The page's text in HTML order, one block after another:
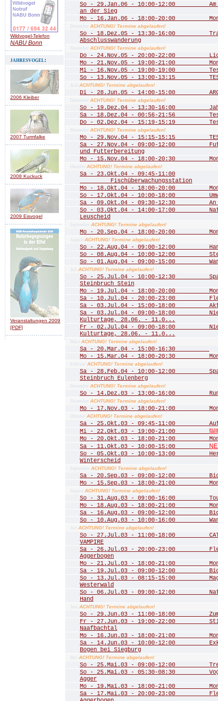
Wildvogel-Telefon
NABU Bonn
jahresvogel:
2006 Kleiber
2007 Turmfalke
2008 Kuckuck
2009 Eisvogel
Veranstaltungen 2009
[PDF]
So - 29.Jan.06 - 10:00-12:00 Am
an der Sieg
Mo - 16.Jan.06 - 18:00-20:00
Dezember ACHTUNG! Termine abgelaufen!
So - 18.Dez.05 - 13:30-16:00
Abschlusswanderung
November ACHTUNG! Termine abgelaufen!
Do - 24.Nov.05 - 20:00-22:00
Mo - 21.Nov.05 - 19:00-21:00
Mi - 16.Nov.05 - 19:00-19:00
So - 13.Nov.05 - 13:00-13:15
Juni ACHTUNG! Termine abgelaufen!
Di - 28.Jun.05 - 14:00-15:00
Dezember ACHTUNG! Termine abgelaufen!
So - 19.Dez.04 - 13:30-16:00
Sa - 18.Dez.04 - 00:56-21:56
Do - 02.Dez.04 - 15:19-15:19 Test
November ACHTUNG! Termine abgelaufen!
Mo - 29.Nov.04 - 15:15-15:15 TEST
Sa - 27.Nov.04 - 09:00-12:00
und Futterbereitung
Mo - 15.Nov.04 - 18:00-20:30
Oktober ACHTUNG! Termine abgelaufen!
Sa - 23.Okt.04 - 09:45-11:00
Fischüberwachungsstation
Mo - 18.Okt.04 - 18:00-20:00
So - 17.Okt.04 - 10:00-18:00
Sa - 09.Okt.04 - 09:30-12:30 An
So - 03.Okt.04 - 14:00-17:00
Leuscheid
September ACHTUNG! Termine abgelaufen!
Mo - 20.Sep.04 - 18:00-20:00
August ACHTUNG! Termine abgelaufen!
So - 22.Aug.04 - 09:00-12:00
So - 08.Aug.04 - 10:00-12:00
So - 01.Aug.04 - 09:00-15:00
Juli ACHTUNG! Termine abgelaufen!
So - 25.Jul.04 - 10:00-12:30
Steinbruch Stein
Mo - 19.Jul.04 - 18:00-20:00
Sa - 10.Jul.04 - 20:00-23:00
Sa - 03.Jul.04 - 15:00-18:00
Sa - 03.Jul.04 - 09:00-18:00
Kulturtage, 28.06. - 11.0...
Fr - 02.Jul.04 - 09:00-18:00
Kulturtage, 28.06. - 11.0...
März ACHTUNG! Termine abgelaufen!
Sa - 20.Mar.04 - 15:00-16:30
Mo - 15.Mar.04 - 18:00-20:30
Februar ACHTUNG! Termine abgelaufen!
Sa - 28.Feb.04 - 10:00-12:00
Steinbruch Eulenberg
Dezember ACHTUNG! Termine abgelaufen!
So - 14.Dez.03 - 13:00-16:00 Rund
November ACHTUNG! Termine abgelaufen!
Mo - 17.Nov.03 - 18:00-21:00
Oktober ACHTUNG! Termine abgelaufen!
Sa - 25.Okt.03 - 09:45-11:00
Mi - 22.Okt.03 - 19:00-21:00
Mo - 20.Okt.03 - 18:00-21:00
Sa - 11.Okt.03 - 10:00-15:00
So - 05.Okt.03 - 10:00-13:00
Winterscheid
September ACHTUNG! Termine abgelaufen!
Sa - 20.Sep.03 - 09:00-12:00
Mo - 15.Sep.03 - 18:00-21:00
August ACHTUNG! Termine abgelaufen!
So - 31.Aug.03 - 09:00-16:00 Tour
Mo - 18.Aug.03 - 18:00-21:00
Sa - 16.Aug.03 - 09:00-12:00
So - 10.Aug.03 - 10:00-16:00
Juli ACHTUNG! Termine abgelaufen!
So - 27.Jul.03 - 11:00-18:00 CATS
VAMPIRE
Sa - 26.Jul.03 - 20:00-23:00
Aggerbogen
Mo - 21.Jul.03 - 18:00-21:00
Sa - 19.Jul.03 - 09:00-12:00
So - 13.Jul.03 - 08:15-15:00
Westerwald
So - 06.Jul.03 - 09:00-12:00
Hand
Juni ACHTUNG! Termine abgelaufen!
So - 29.Jun.03 - 11:00-18:00 Zum
Fr - 27.Jun.03 - 19:00-22:00
Naafbachtal
Mo - 16.Jun.03 - 18:00-21:00
Sa - 14.Jun.03 - 10:00-12:00
Bogen bei Siegburg
Mai ACHTUNG! Termine abgelaufen!
So - 25.Mai.03 - 09:00-12:00
So - 25.Mai.03 - 05:30-08:30
Agger
Mo - 19.Mai.03 - 18:00-21:00
Sa - 17.Mai.03 - 20:00-23:00